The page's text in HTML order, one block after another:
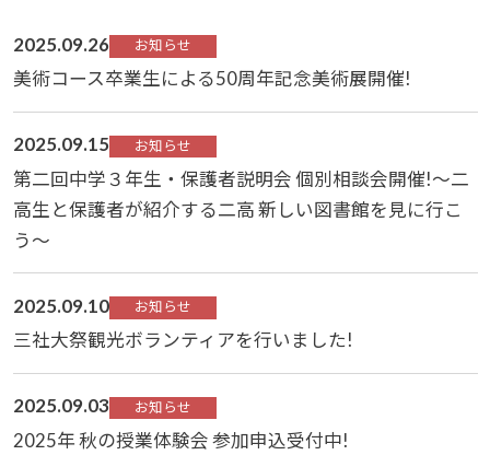
2025.09.26 お知らせ
美術コース卒業生による50周年記念美術展開催!
2025.09.15 お知らせ
第二回中学３年生・保護者説明会 個別相談会開催!～二
高生と保護者が紹介する二高 新しい図書館を見に行こ
う～
2025.09.10 お知らせ
三社大祭観光ボランティアを行いました!
2025.09.03 お知らせ
2025年 秋の授業体験会 参加申込受付中!